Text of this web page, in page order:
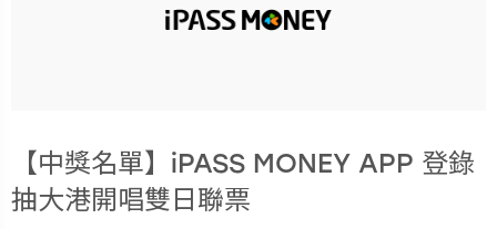
【中獎名單】iPASS MONEY APP 登錄
抽大港開唱雙日聯票